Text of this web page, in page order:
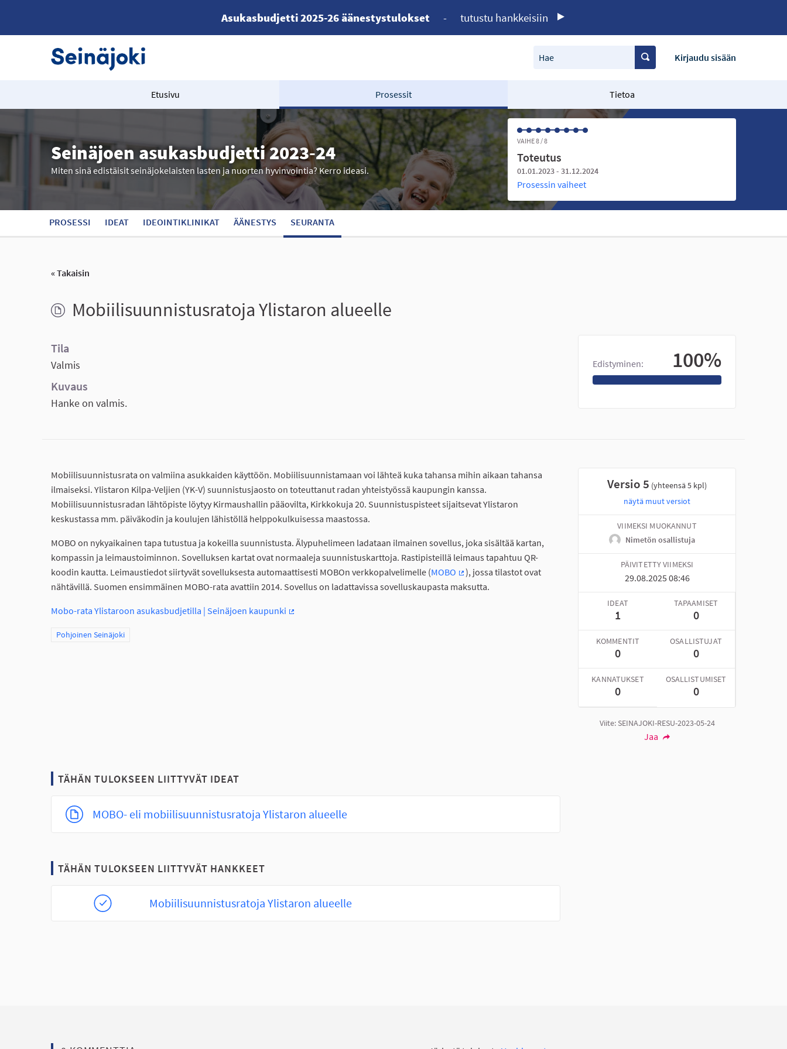
Asukasbudjetti 2025-26 äänestystulokset - tutustu hankkeisiin
Hae Kirjaudu sisään
Etusivu Prosessit Tietoa
Seinäjoen asukasbudjetti 2023-24
Miten sinä edistäisit seinäjokelaisten lasten ja nuorten hyvinvointia? Kerro ideasi.
VAIHE 8 / 8
Toteutus
01.01.2023 - 31.12.2024
Prosessin vaiheet
PROSESSI IDEAT IDEOINTIKLINIKAT ÄÄNESTYS SEURANTA
« Takaisin
Mobiilisuunnistusratoja Ylistaron alueelle
Edistyminen: 100%
Tila
Valmis
Kuvaus
Hanke on valmis.
Mobiilisuunnistusrata on valmiina asukkaiden käyttöön. Mobiilisuunnistamaan voi lähteä kuka tahansa mihin aikaan tahansa
ilmaiseksi. Ylistaron Kilpa-Veljien (YK-V) suunnistusjaosto on toteuttanut radan yhteistyössä kaupungin kanssa.
Mobiilisuunnistusradan lähtöpiste löytyy Kirmaushallin pääovilta, Kirkkokuja 20. Suunnistuspisteet sijaitsevat Ylistaron
keskustassa mm. päiväkodin ja koulujen lähistöllä helppokulkuisessa maastossa.
MOBO on nykyaikainen tapa tutustua ja kokeilla suunnistusta. Älypuhelimeen ladataan ilmainen sovellus, joka sisältää kartan,
kompassin ja leimaustoiminnon. Sovelluksen kartat ovat normaaleja suunnistuskarttoja. Rastipisteillä leimaus tapahtuu QR-
koodin kautta. Leimaustiedot siirtyvät sovelluksesta automaattisesti MOBOn verkkopalvelimelle (MOBO
(Ulkoinen linkki)
), jossa tilastot ovat
nähtävillä. Suomen ensimmäinen MOBO-rata avattiin 2014. Sovellus on ladattavissa sovelluskaupasta maksutta.
Mobo-rata Ylistaroon asukasbudjetilla | Seinäjoen kaupunki
Rajaa tulokset teeman mukaan: Pohjoinen Seinäjoki
Pohjoinen Seinäjoki
Versio 5 (yhteensä 5 kpl)
näytä muut versiot
VIIMEKSI MUOKANNUT
Nimetön osallistuja
PÄIVITETTY VIIMEKSI
29.08.2025 08:46
IDEAT
1
TAPAAMISET
0
KOMMENTIT
0
OSALLISTUJAT
0
KANNATUKSET
0
OSALLISTUMISET
0
Viite: SEINAJOKI-RESU-2023-05-24
Jaa
TÄHÄN TULOKSEEN LIITTYVÄT IDEAT
MOBO- eli mobiilisuunnistusratoja Ylistaron alueelle
TÄHÄN TULOKSEEN LIITTYVÄT HANKKEET
Mobiilisuunnistusratoja Ylistaron alueelle